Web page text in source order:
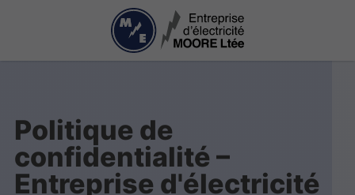
Politique de
confidentialité –
Entreprise d'électricité